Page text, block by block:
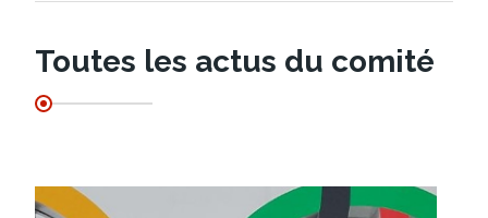
Toutes les actus du comité